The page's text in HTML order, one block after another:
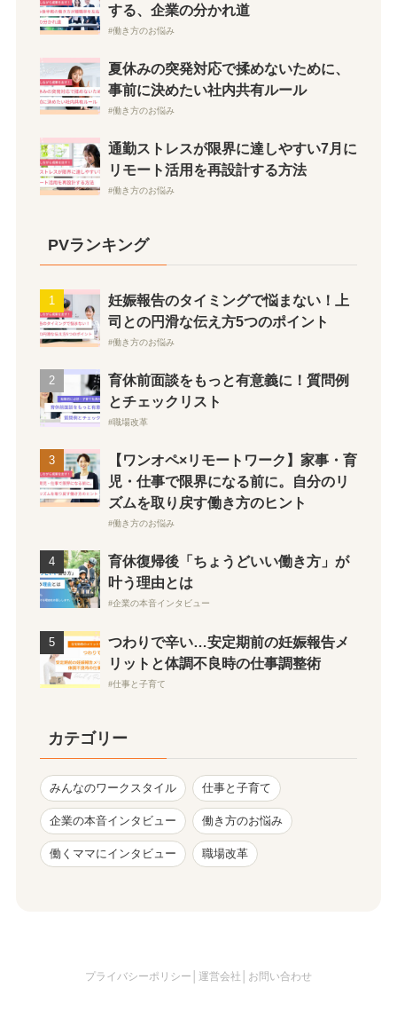
する、企業の分かれ道
働き方のお悩み
夏休みの突発対応で揉めないために、
事前に決めたい社内共有ルール
働き方のお悩み
通勤ストレスが限界に達しやすい7月に
リモート活用を再設計する方法
働き方のお悩み
PVランキング
妊娠報告のタイミングで悩まない！上
司との円滑な伝え方5つのポイント
働き方のお悩み
育休前面談をもっと有意義に！質問例
とチェックリスト
職場改革
【ワンオペ×リモートワーク】家事・育
児・仕事で限界になる前に。自分のリ
ズムを取り戻す働き方のヒント
働き方のお悩み
育休復帰後「ちょうどいい働き方」が
叶う理由とは
企業の本音インタビュー
つわりで辛い…安定期前の妊娠報告メ
リットと体調不良時の仕事調整術
仕事と子育て
カテゴリー
みんなのワークスタイル 仕事と子育て
企業の本音インタビュー 働き方のお悩み
働くママにインタビュー 職場改革
プライバシーポリシー 運営会社 お問い合わせ